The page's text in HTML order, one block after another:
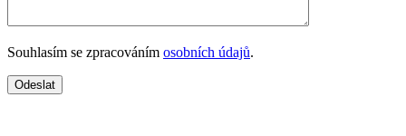
Souhlasím se zpracováním osobních údajů.